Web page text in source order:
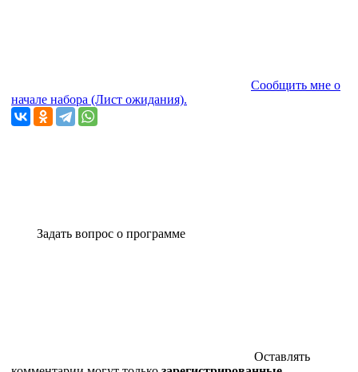
Сообщить мне о
начале набора (Лист ожидания).
Задать вопрос о программе
Оставлять